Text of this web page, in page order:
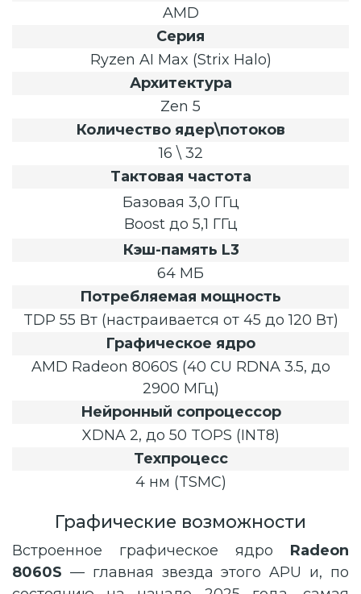
AMD
Серия
Ryzen AI Max (Strix Halo)
Архитектура
Zen 5
Количество ядер\потоков
16 \ 32
Тактовая частота
Базовая 3,0 ГГц
Boost до 5,1 ГГц
Кэш-память L3
64 МБ
Потребляемая мощность
TDP 55 Вт (настраивается от 45 до 120 Вт)
Графическое ядро
AMD Radeon 8060S (40 CU RDNA 3.5, до
2900 МГц)
Нейронный сопроцессор
XDNA 2, до 50 TOPS (INT8)
Техпроцесс
4 нм (TSMC)
Графические возможности
Встроенное графическое ядро Radeon
8060S — главная звезда этого APU и, по